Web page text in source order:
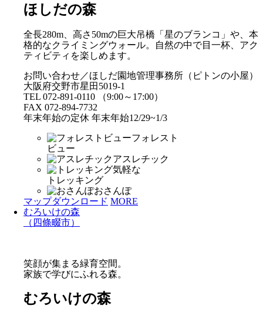
ほしだの森
全長280m、高さ50mの巨大吊橋「星のブランコ」や、本
格的なクライミングウォール。自然の中で目一杯、アク
ティビティを楽しめます。
お問い合わせ／ほしだ園地管理事務所（ピトンの小屋）
大阪府交野市星田5019-1
TEL 072-891-0110 （9:00～17:00）
FAX 072-894-7732
年末年始の定休 年末年始12/29~1/3
フォレスト
ビュー
アスレチック
気軽な
トレッキング
おさんぽ
マップダウンロード MORE
むろいけの森
（四條畷市）
笑顔が集まる緑育空間。
家族で学びにふれる森。
むろいけの森